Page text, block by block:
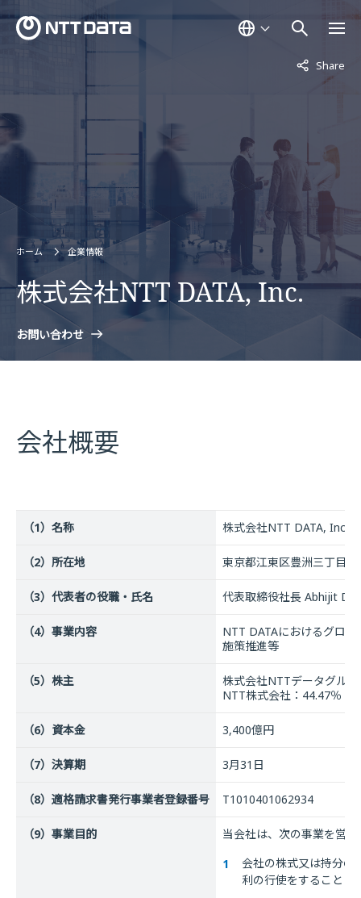
Share
非表示中
ホーム 企業情報
株式会社NTT DATA, Inc.
お問い合わせ
会社概要
（1）名称 株式会社NTT DATA, Inc.
（2）所在地 東京都江東区豊洲三丁目3
（3）代表者の役職・氏名 代表取締役社長 Abhijit
（4）事業内容
NTT DATAにおけるグロ
施策推進等
（5）株主
株式会社NTTデータグル
NTT株式会社：44.47％
（6）資本金 3,400億円
（7）決算期 3月31日
（8）適格請求書発行事業者登録番号 T1010401062934
（9）事業目的
当会社は、次の事業を営
会社の株式又は持分の
利の行使をすること